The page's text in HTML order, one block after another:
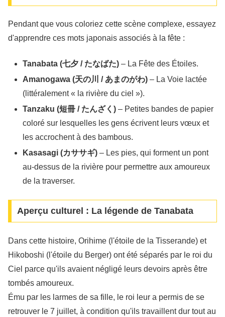
Pendant que vous coloriez cette scène complexe, essayez
d'apprendre ces mots japonais associés à la fête :
Tanabata (七夕 / たなばた) – La Fête des Étoiles.
Amanogawa (天の川 / あまのがわ) – La Voie lactée
(littéralement « la rivière du ciel »).
Tanzaku (短冊 / たんざく) – Petites bandes de papier
coloré sur lesquelles les gens écrivent leurs vœux et
les accrochent à des bambous.
Kasasagi (カササギ) – Les pies, qui forment un pont
au-dessus de la rivière pour permettre aux amoureux
de la traverser.
Aperçu culturel : La légende de Tanabata
Dans cette histoire, Orihime (l'étoile de la Tisserande) et
Hikoboshi (l'étoile du Berger) ont été séparés par le roi du
Ciel parce qu'ils avaient négligé leurs devoirs après être
tombés amoureux.
Ému par les larmes de sa fille, le roi leur a permis de se
retrouver le 7 juillet, à condition qu'ils travaillent dur tout au